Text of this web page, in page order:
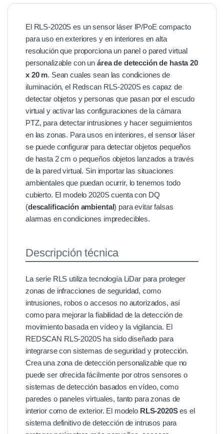
El RLS-2020S es un sensor láser IP/PoE compacto
para uso en exteriores y en interiores en alta
resolución que proporciona un panel o pared virtual
personalizable con un área de detección de hasta 20
x 20 m. Sean cuales sean las condiciones de
iluminación, el Redscan RLS-2020S es capaz de
detectar objetos y personas que pasan por el escudo
virtual y activar las configuraciones de la cámara
PTZ, para detectar intrusiones y hacer seguimientos
en las zonas. Para usos en interiores, el sensor láser
se puede configurar para detectar objetos pequeños
de hasta 2 cm o pequeños objetos lanzados a través
de la pared virtual. Sin importar las situaciones
ambientales que puedan ocurrir, lo tenemos todo
cubierto. El modelo 2020S cuenta con DQ
(descalificación ambiental) para evitar falsas
alarmas en condiciones impredecibles.
Descripción técnica
La serie RLS utiliza tecnología LiDar para proteger
zonas de infracciones de seguridad, como
intrusiones, robos o accesos no autorizados, así
como para mejorar la fiabilidad de la detección de
movimiento basada en vídeo y la vigilancia. El
REDSCAN RLS-2020S ha sido diseñado para
integrarse con sistemas de seguridad y protección.
Crea una zona de detección personalizable que no
puede ser ofrecida fácilmente por otros sensores o
sistemas de detección basados en vídeo, como
paredes o paneles virtuales, tanto para zonas de
interior como de exterior. El modelo RLS-2020Ses el
sistema definitivo de detección de intrusos para